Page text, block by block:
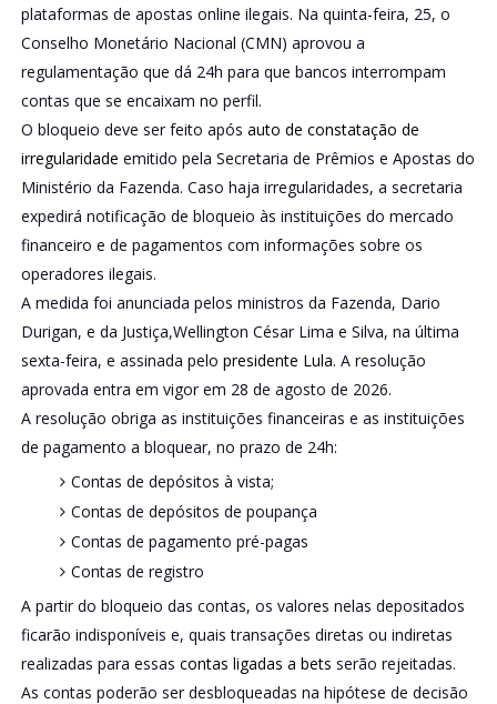
plataformas de apostas online ilegais. Na quinta-feira, 25, o
Conselho Monetário Nacional (CMN) aprovou a
regulamentação que dá 24h para que bancos interrompam
contas que se encaixam no perfil.
O bloqueio deve ser feito após auto de constatação de
irregularidade emitido pela Secretaria de Prêmios e Apostas do
Ministério da Fazenda. Caso haja irregularidades, a secretaria
expedirá notificação de bloqueio às instituições do mercado
financeiro e de pagamentos com informações sobre os
operadores ilegais.
A medida foi anunciada pelos ministros da Fazenda, Dario
Durigan, e da Justiça,Wellington César Lima e Silva, na última
sexta-feira, e assinada pelo presidente Lula. A resolução
aprovada entra em vigor em 28 de agosto de 2026.
A resolução obriga as instituições financeiras e as instituições
de pagamento a bloquear, no prazo de 24h:
Contas de depósitos à vista;
Contas de depósitos de poupança
Contas de pagamento pré-pagas
Contas de registro
A partir do bloqueio das contas, os valores nelas depositados
ficarão indisponíveis e, quais transações diretas ou indiretas
realizadas para essas contas ligadas a bets serão rejeitadas.
As contas poderão ser desbloqueadas na hipótese de decisão